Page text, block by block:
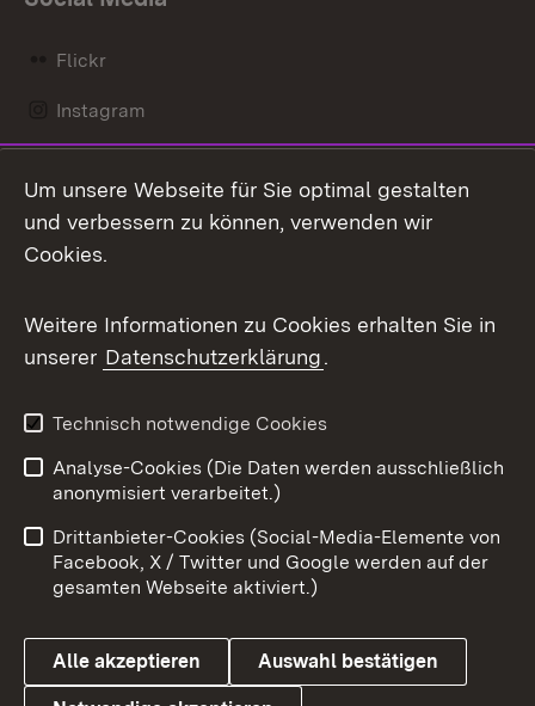
Flickr
Instagram
Mastodon
Messenger
Social Wall
X / Twitter
Youtube
Benutzungshinweise
Barrierefreiheit
Datenschutz
Cookies
Um unsere Webseite für Sie optimal gestalten
und verbessern zu können, verwenden wir
Cookies.
Weitere Informationen zu Cookies erhalten Sie in
unserer Datenschutzerklärung.
Technisch notwendige Cookies
Analyse-Cookies (Die Daten werden ausschließlich
anonymisiert verarbeitet.)
Drittanbieter-Cookies (Social-Media-Elemente von
Facebook, X / Twitter und Google werden auf der
gesamten Webseite aktiviert.)
Alle akzeptieren Auswahl bestätigen